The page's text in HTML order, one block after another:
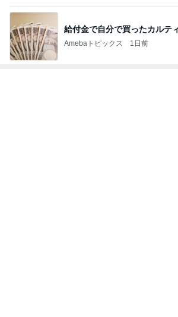
給付金で自分で買ったカルテ
Amebaトピックス 1日前